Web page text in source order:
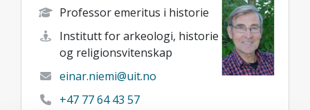
Professor emeritus i historie
Institutt for arkeologi, historie
og religionsvitenskap
einar.niemi@uit.no
+47 77 64 43 57